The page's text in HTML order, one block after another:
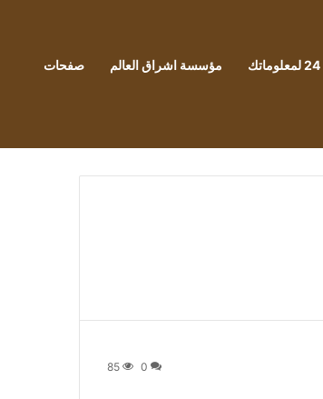
مؤسسة اشراق العالم صفحات
0
85